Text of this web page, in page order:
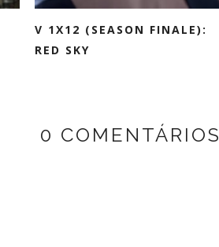
V 1X12 (SEASON FINALE):
RED SKY
0 COMENTÁRIOS